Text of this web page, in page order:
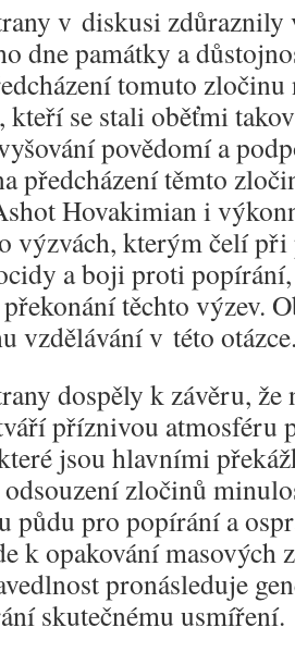
v diskusi
dne památky a
tomuto
kteří se stali oběťmi
povědomí a
předcházení těmto
Hovakimian i
výzvách, kterým čelí při
a boji proti
těchto výzev.
vzdělávání v této
dospěly k závěru, že
příznivou atmosféru
jsou hlavními
odsouzení zločinů
půdu pro popírání a
k opakování masových
pronásleduje
skutečnému usmíření.